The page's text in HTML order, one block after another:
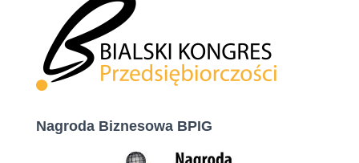
Nagroda Biznesowa BPIG